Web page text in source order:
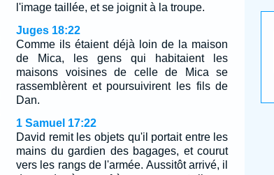
l'image taillée, et se joignit à la troupe.
Juges 18:22
Comme ils étaient déjà loin de la maison
de Mica, les gens qui habitaient les
maisons voisines de celle de Mica se
rassemblèrent et poursuivirent les fils de
Dan.
1 Samuel 17:22
David remit les objets qu'il portait entre les
mains du gardien des bagages, et courut
vers les rangs de l'armée. Aussitôt arrivé, il